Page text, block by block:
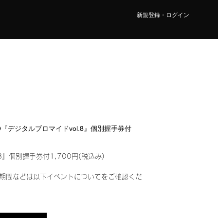
新規登録・ログイン
デジタルブロマイドvol.8』個別握手券付
』個別握手券付1,700円(税込み)
間などは以下イベントについてをご確認くだ